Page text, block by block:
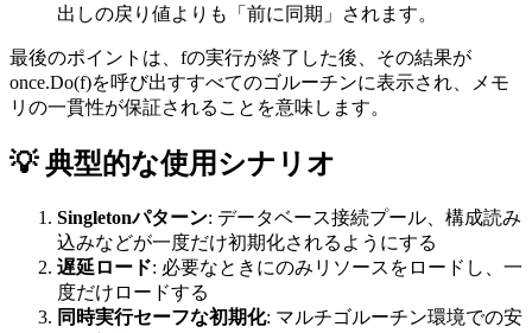
出しの戻り値よりも「前に同期」されます。
最後のポイントは、fの実行が終了した後、その結果が
once.Do(f)を呼び出すすべてのゴルーチンに表示され、メモ
リの一貫性が保証されることを意味します。
💡 典型的な使用シナリオ
Singletonパターン: データベース接続プール、構成読み
込みなどが一度だけ初期化されるようにする
遅延ロード: 必要なときにのみリソースをロードし、一
度だけロードする
同時実行セーフな初期化: マルチゴルーチン環境での安